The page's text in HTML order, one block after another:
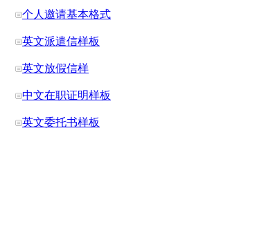
个人邀请基本格式
英文派遣信样板
英文放假信样
中文在职证明样板
英文委托书样板